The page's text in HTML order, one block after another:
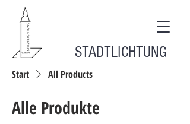
STADTLICHTUNG
Start All Products
Alle Produkte